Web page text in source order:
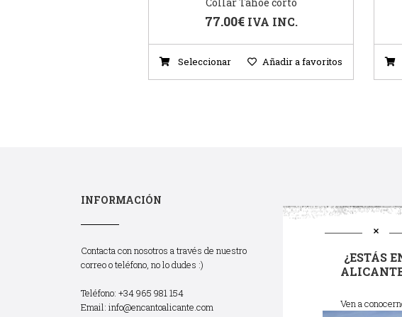
Collar Tahoe corto
77.00€ IVA INC.
Seleccionar Añadir a favoritos
INFORMACIÓN
Contacta con nosotros a través de nuestro
correo o teléfono, no lo dudes :)
Teléfono: +34 965 981 154
Email: info@encantoalicante.com
¿ESTÁS
Ven a